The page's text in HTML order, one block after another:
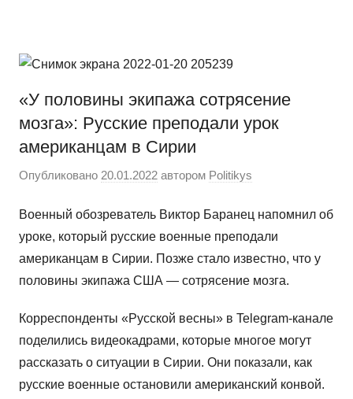
содержимому
сайт
WordPress
«У половины экипажа сотрясение
мозга»: Русские преподали урок
американцам в Сирии
Опубликовано 20.01.2022 автором Politikys
Военный обозреватель Виктор Баранец напомнил об
уроке, который русские военные преподали
американцам в Сирии. Позже стало известно, что у
половины экипажа США — сотрясение мозга.
Корреспонденты «Русской весны» в Telegram-канале
поделились видеокадрами, которые многое могут
рассказать о ситуации в Сирии. Они показали, как
русские военные остановили американский конвой.